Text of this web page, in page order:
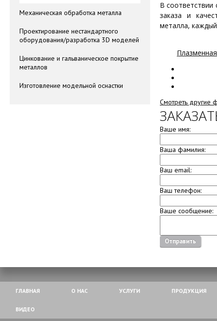
Механическая обработка металла
Проектирование нестандартного
оборудования/разработка 3D моделей
Цинкование и гальваническое покрытие
металлов
Изготовление модельной оснастки
В соответствии
заказа и
металла,
Смотреть другие
Ваше имя:
Ваша фамилия:
Ваш email:
Ваш телефон:
Ваше сообщение:
Отправить
ГЛАВНАЯ О НАС УСЛУГИ ПРОДУКЦИЯ
ВИДЕО